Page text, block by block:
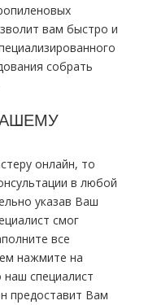
вам быстро и
собрать
онлайн, то
в любой
указав Ваш
смог
все
нажмите на
специалист
предоставит Вам